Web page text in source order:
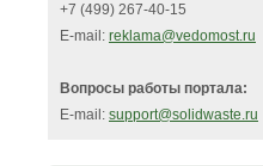
+7 (499) 267-40-15
E-mail: reklama@vedomost.ru
Вопросы работы портала:
E-mail: support@solidwaste.ru